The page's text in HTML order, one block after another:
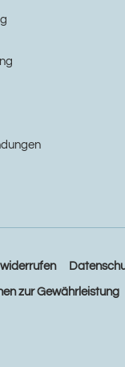
zur Gewährleistung